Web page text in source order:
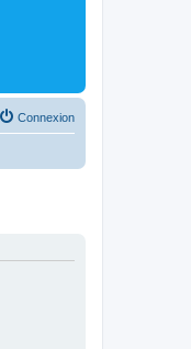
Connexion